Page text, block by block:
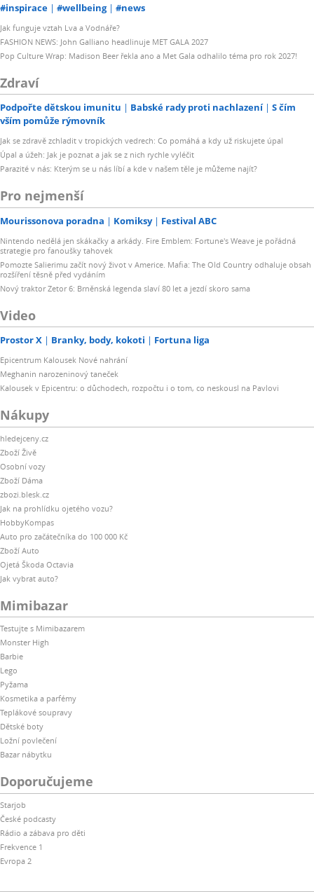
#inspirace #wellbeing #news
Jak funguje vztah Lva a Vodnáře?
FASHION NEWS: John Galliano headlinuje MET GALA 2027
Pop Culture Wrap: Madison Beer řekla ano a Met Gala odhalilo téma pro rok 2027!
Zdraví
Podpořte dětskou imunitu Babské rady proti nachlazení
S čím
vším pomůže rýmovník
Jak se zdravě zchladit v tropických vedrech: Co pomáhá a kdy už riskujete úpal
Úpal a úžeh: Jak je poznat a jak se z nich rychle vyléčit
Parazité v nás: Kterým se u nás líbí a kde v našem těle je můžeme najít?
Pro nejmenší
Mourissonova poradna Komiksy Festival ABC
Nintendo nedělá jen skákačky a arkády. Fire Emblem: Fortune's Weave je pořádná
strategie pro fanoušky tahovek
Pomozte Salierimu začít nový život v Americe. Mafia: The Old Country odhaluje obsah
rozšíření těsně před vydáním
Nový traktor Zetor 6: Brněnská legenda slaví 80 let a jezdí skoro sama
Video
Prostor X Branky, body, kokoti Fortuna liga
Epicentrum Kalousek Nové nahrání
Meghanin narozeninový taneček
Kalousek v Epicentru: o důchodech, rozpočtu i o tom, co neskousl na Pavlovi
Nákupy
hledejceny.cz
Zboží Živě
Osobní vozy
Zboží Dáma
zbozi.blesk.cz
Jak na prohlídku ojetého vozu?
HobbyKompas
Auto pro začátečníka do 100 000 Kč
Zboží Auto
Ojetá Škoda Octavia
Jak vybrat auto?
Mimibazar
Testujte s Mimibazarem
Monster High
Barbie
Lego
Pyžama
Kosmetika a parfémy
Teplákové soupravy
Dětské boty
Ložní povlečení
Bazar nábytku
Doporučujeme
Starjob
České podcasty
Rádio a zábava pro děti
Frekvence 1
Evropa 2